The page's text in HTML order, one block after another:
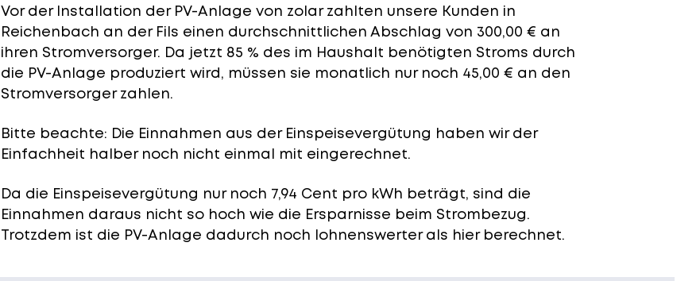
Vor der Installation der PV-Anlage von zolar zahlten unsere Kunden in
Reichenbach an der Fils einen durchschnittlichen Abschlag von 300,00 € an
ihren Stromversorger. Da jetzt 85 % des im Haushalt benötigten Stroms durch
die PV-Anlage produziert wird, müssen sie monatlich nur noch 45,00 € an den
Stromversorger zahlen.
Bitte beachte: Die Einnahmen aus der Einspeisevergütung haben wir der
Einfachheit halber noch nicht einmal mit eingerechnet.
Da die Einspeisevergütung nur noch 7,94 Cent pro kWh beträgt, sind die
Einnahmen daraus nicht so hoch wie die Ersparnisse beim Strombezug.
Trotzdem ist die PV-Anlage dadurch noch lohnenswerter als hier berechnet.